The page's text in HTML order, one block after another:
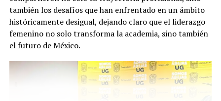
también los desafíos que han enfrentado en un ámbito
históricamente desigual, dejando claro que el liderazgo
femenino no solo transforma la academia, sino también
el futuro de México.